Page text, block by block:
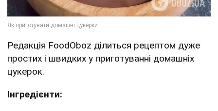
Редакція FoodOboz ділиться рецептом дуже
простих і швидких у приготуванні домашніх
цукерок.
Інгредієнти: